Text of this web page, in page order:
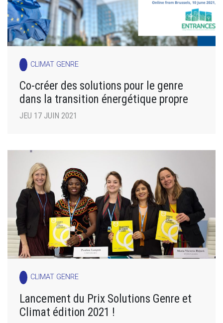
CLIMAT GENRE
Co-créer des solutions pour le genre
dans la transition énergétique propre
JEU 17 JUIN 2021
CLIMAT GENRE
Lancement du Prix Solutions Genre et
Climat édition 2021 !